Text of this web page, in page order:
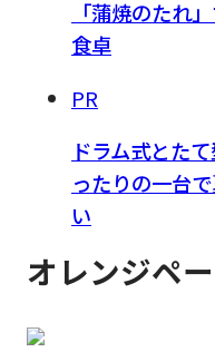
「蒲焼のたれ
食卓
PR
ドラム式とた
ったりの一台
い
オレンジペ